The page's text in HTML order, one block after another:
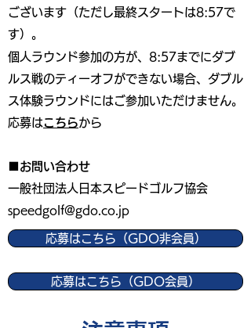
ございます（ただし最終スタートは8:57で
す）。
個人ラウンド参加の方が、8:57までにダブ
ルス戦のティーオフができない場合、ダブル
ス体験ラウンドにはご参加いただけません。
応募はこちらから
■お問い合わせ
一般社団法人日本スピードゴルフ協会
speedgolf@gdo.co.jp
応募はこちら（GDO非会員）
応募はこちら（GDO会員）